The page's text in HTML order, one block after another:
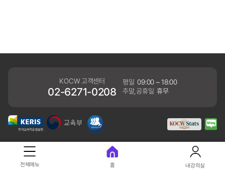
KOCW 고객센터
02-6271-0208
평일 09:00 ~ 18:00
주말,공휴일 휴무
개인정보처리방침
41061 대구광역시 동구 동내로 64 (동내동 1119) 우)41061
전체메뉴 홈 내강의실